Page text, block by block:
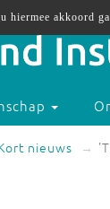
nieuws
hiermee akkoord